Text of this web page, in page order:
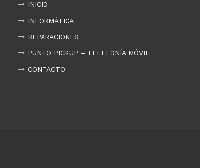
INICIO
INFORMÁTICA
REPARACIONES
PUNTO PICKUP – TELEFONÍA MÓVIL
CONTACTO